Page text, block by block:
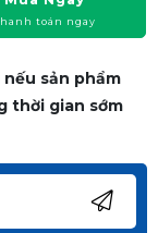
toán ngay
sản phẩm
thời gian sớm